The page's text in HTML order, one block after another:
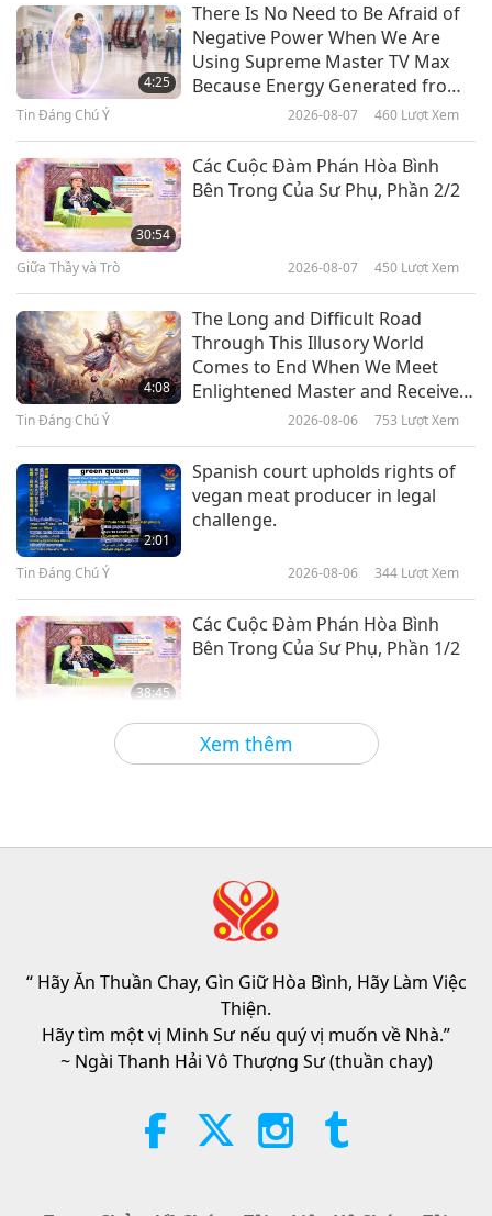
Tắt Đèn, Đón Sao: Nuôi Dưỡng
Giấc Mơ Ngọt Ngào Cho Các Bạn
Nhỏ Hạnh Phúc
Sự Cảnh Giác Thuần Chay: Mối
Chiếc Chăn Nắng Ấm Và Bảo Vệ:
Soi Sáng Con Đường Cho Các Trẻ
Hay Lo Âu
Hồi Phục Sức Khỏe Nhờ Giảm Cân
Thuần Chay
Xem thêm
4:25
There Is No Need to Be Afraid of
Negative Power When We Are
Using Supreme Master TV Max
Because Energy Generated from
It Is Far More Powerful than Any
Tin Đáng Chú Ý 2026-08-07 460 Lượt Xem
30:54
Các Cuộc Đàm Phán Hòa Bình
Bên Trong Của Sư Phụ, Phần 2/2
Giữa Thầy và Trò 2026-08-07 450 Lượt Xem
4:08
The Long and Difficult Road
Through This Illusory World
Comes to End When We Meet
Enlightened Master and Receive
Tin Đáng Chú Ý 2026-08-06 753 Lượt Xem
2:01
Spanish court upholds rights of
vegan meat producer in legal
challenge.
Tin Đáng Chú Ý 2026-08-06 344 Lượt Xem
38:45
Các Cuộc Đàm Phán Hòa Bình
Bên Trong Của Sư Phụ, Phần 1/2
2026-08-06
25:38
“Fast Charge” Is Wonderful Way
Whenever Material World Begins
to Feel Too Imposing
Tin Đáng Chú Ý 2026-08-05 1302Lượt Xem
38:07
“ Hãy Ăn Thuần Chay, Gìn Giữ Hòa Bình, Hãy Làm Việc
Thiện.
Hãy tìm một vị Minh Sư nếu quý vị muốn về Nhà.”
~ Ngài Thanh Hải Vô Thượng Sư (thuần chay)